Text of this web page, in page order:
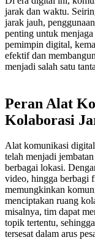
jarak dan waktu.
jarak jauh,
penting untuk
pemimpin digital,
efektif dan
menjadi salah satu
Peran Alat
Kolaborasi
Alat komunikasi
telah menjadi
berbagai lokasi.
video, hingga berbagi
memungkinkan
menciptakan ruang
misalnya, tim dapat
topik tertentu,
tersesat dalam arus